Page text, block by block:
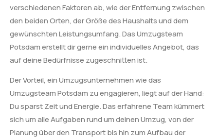
verschiedenen Faktoren ab, wie der Entfernung zwischen
den beiden Orten, der Größe des Haushalts und dem
gewünschten Leistungsumfang. Das Umzugsteam
Potsdam erstellt dir gerne ein individuelles Angebot, das
auf deine Bedürfnisse zugeschnitten ist.
Der Vorteil, ein Umzugsunternehmen wie das
Umzugsteam Potsdam zu engagieren, liegt auf der Hand:
Du sparst Zeit und Energie. Das erfahrene Team kümmert
sich um alle Aufgaben rund um deinen Umzug, von der
Planung über den Transport bis hin zum Aufbau der